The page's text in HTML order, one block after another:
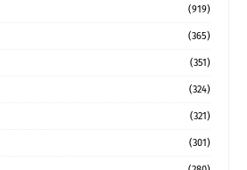
(919)
(365)
(351)
(324)
(321)
(301)